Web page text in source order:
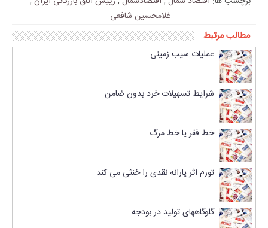
غلامحسین شافعی
مطالب مرتبط
عملیات سیب زمینی
شرایط تسهیلات خرد بدون ضامن
خط فقر یا خط مرگ
تورم اثر یارانه نقدی را خنثی می کند
گلوگاههای تولید در بودجه